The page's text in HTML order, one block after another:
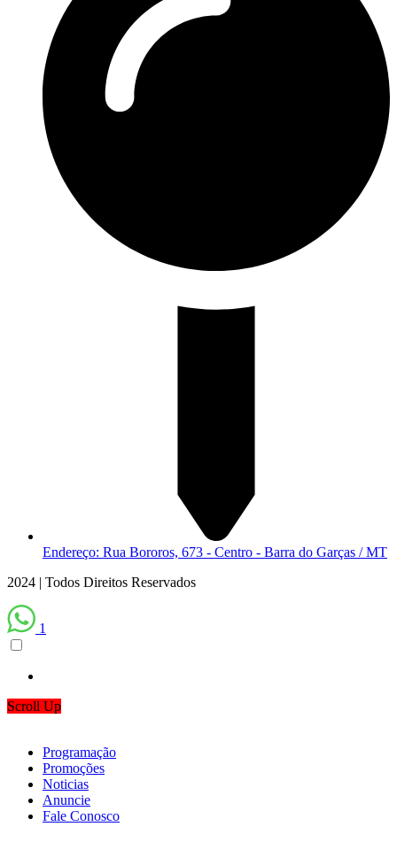
Endereço: Rua Bororos, 673 - Centro - Barra do Garças / MT
2024 | Todos Direitos Reservados
1
Scroll Up
Programação
Promoções
Noticias
Anuncie
Fale Conosco